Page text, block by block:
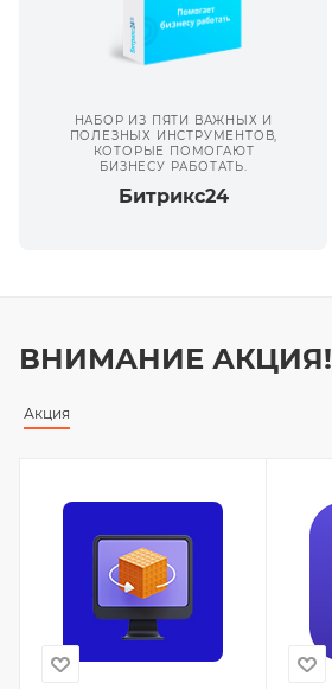
НАБОР ИЗ ПЯТИ ВАЖНЫХ И
ПОЛЕЗНЫХ ИНСТРУМЕНТОВ,
КОТОРЫЕ ПОМОГАЮТ
БИЗНЕСУ РАБОТАТЬ.
Битрикс24
ВНИМАНИЕ АКЦИЯ!
Акция